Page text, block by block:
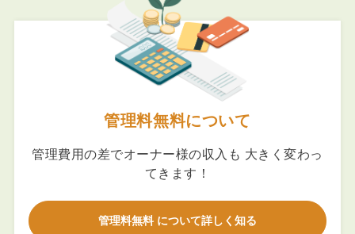
管理料無料について
管理費用の差でオーナー様の収入も 大きく変わっ
てきます！
管理料無料 について詳しく知る